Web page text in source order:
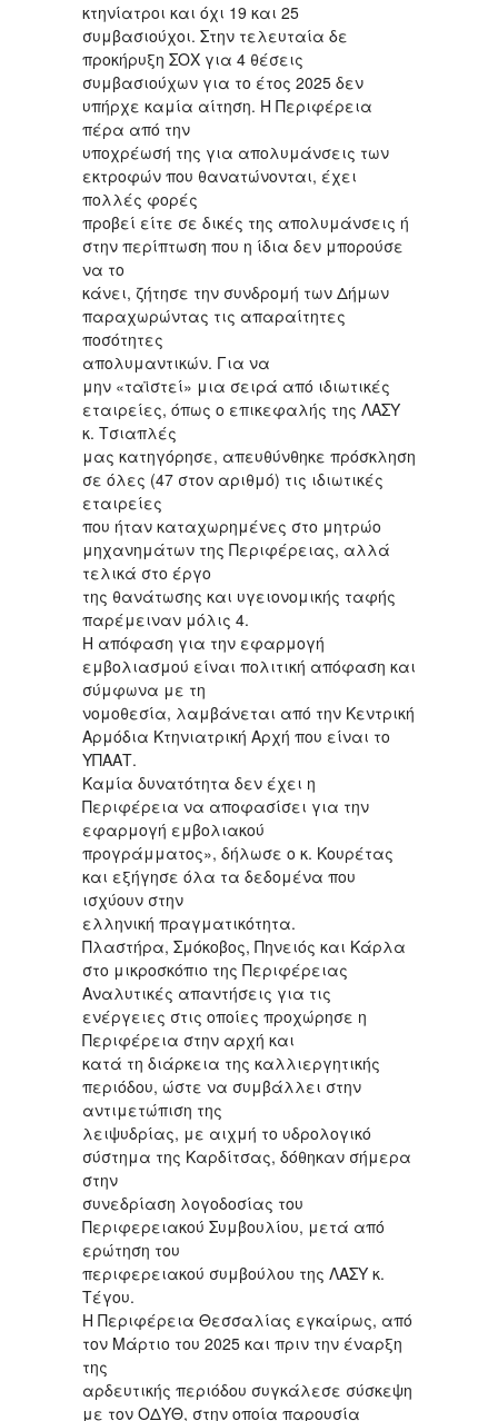
κτηνίατροι και όχι 19 και 25
συμβασιούχοι. Στην τελευταία δε
προκήρυξη ΣΟΧ για 4 θέσεις
συμβασιούχων για το έτος 2025 δεν
υπήρχε καμία αίτηση. Η Περιφέρεια
πέρα από την
υποχρέωσή της για απολυμάνσεις των
εκτροφών που θανατώνονται, έχει
πολλές φορές
προβεί είτε σε δικές της απολυμάνσεις ή
στην περίπτωση που η ίδια δεν μπορούσε
να το
κάνει, ζήτησε την συνδρομή των Δήμων
παραχωρώντας τις απαραίτητες
ποσότητες
απολυμαντικών. Για να
μην «ταϊστεί» μια σειρά από ιδιωτικές
εταιρείες, όπως ο επικεφαλής της ΛΑΣΥ
κ. Τσιαπλές
μας κατηγόρησε, απευθύνθηκε πρόσκληση
σε όλες (47 στον αριθμό) τις ιδιωτικές
εταιρείες
που ήταν καταχωρημένες στο μητρώο
μηχανημάτων της Περιφέρειας, αλλά
τελικά στο έργο
της θανάτωσης και υγειονομικής ταφής
παρέμειναν μόλις 4.
Η απόφαση για την εφαρμογή
εμβολιασμού είναι πολιτική απόφαση και
σύμφωνα με τη
νομοθεσία, λαμβάνεται από την Κεντρική
Αρμόδια Κτηνιατρική Αρχή που είναι το
ΥΠΑΑΤ.
Καμία δυνατότητα δεν έχει η
Περιφέρεια να αποφασίσει για την
εφαρμογή εμβολιακού
προγράμματος», δήλωσε ο κ. Κουρέτας
και εξήγησε όλα τα δεδομένα που
ισχύουν στην
ελληνική πραγματικότητα.
Πλαστήρα, Σμόκοβος, Πηνειός και Κάρλα
στο μικροσκόπιο της Περιφέρειας
Αναλυτικές απαντήσεις για τις
ενέργειες στις οποίες προχώρησε η
Περιφέρεια στην αρχή και
κατά τη διάρκεια της καλλιεργητικής
περιόδου, ώστε να συμβάλλει στην
αντιμετώπιση της
λειψυδρίας, με αιχμή το υδρολογικό
σύστημα της Καρδίτσας, δόθηκαν σήμερα
στην
συνεδρίαση λογοδοσίας του
Περιφερειακού Συμβουλίου, μετά από
ερώτηση του
περιφερειακού συμβούλου της ΛΑΣΥ κ.
Τέγου.
Η Περιφέρεια Θεσσαλίας εγκαίρως, από
τον Μάρτιο του 2025 και πριν την έναρξη
της
αρδευτικής περιόδου συγκάλεσε σύσκεψη
με τον ΟΔΥΘ, στην οποία παρουσία